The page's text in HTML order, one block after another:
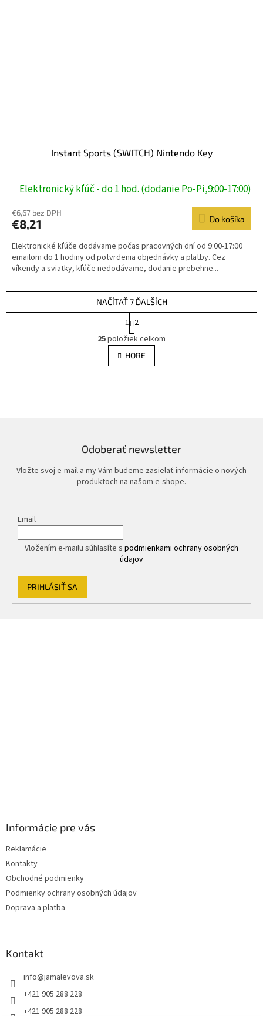
Instant Sports (SWITCH) Nintendo Key
Elektronický kľúč - do 1 hod. (dodanie Po-Pi,9:00-17:00)
€6,67 bez DPH
€8,21 Do košíka
Elektronické kľúče dodávame počas pracovných dní od 9:00-17:00
emailom do 1 hodiny od potvrdenia objednávky a platby. Cez
víkendy a sviatky, kľúče nedodávame, dodanie prebehne...
O
v
l
á
r
v
k
y
p
u
NAČÍTAŤ 7 ĎALŠÍCH
S
t
r
á
n
k
1 2
25položiek celkom
HORE
Odoberať newsletter
Vložte svoj e-mail a my Vám budeme zasielať informácie o nových
produktoch na našom e-shope.
Email
Vložením e-mailu súhlasíte s podmienkami ochrany osobných
údajov
PRIHLÁSIŤ SA
Informácie pre vás
Reklamácie
Kontakty
Obchodné podmienky
Podmienky ochrany osobných údajov
Doprava a platba
Kontakt
info@jamalevova.sk
+421 905 288 228
+421 905 288 228